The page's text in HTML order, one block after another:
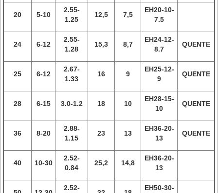
20 5-10
2.55-
1.25
12,5 7,5
EH20-10-
7.5
24 6-12
2.55-
1.28
15,3 8,7
EH24-12-
8.7
QUENTE
25 6-12
2.67-
1.33
16 9
EH25-12-
9
QUENTE
28 6-15 3.0-1.2 18 10
EH28-15-
10
QUENTE
36 8-20
2.88-
1.15
23 13
EH36-20-
13
QUENTE
40 10-30
2.52-
0.84
25,2 14,8
EH36-20-
13
2.52- EH50-30-